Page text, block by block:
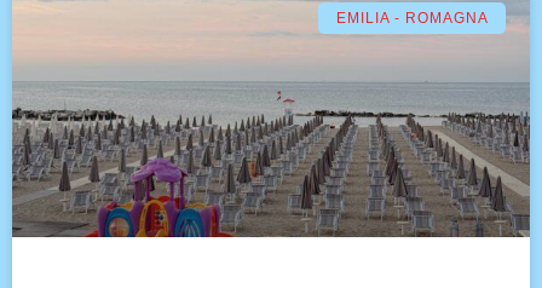
EMILIA - ROMAGNA